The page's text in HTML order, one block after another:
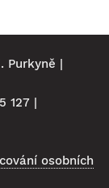
Purkyně |
127 |
osobních